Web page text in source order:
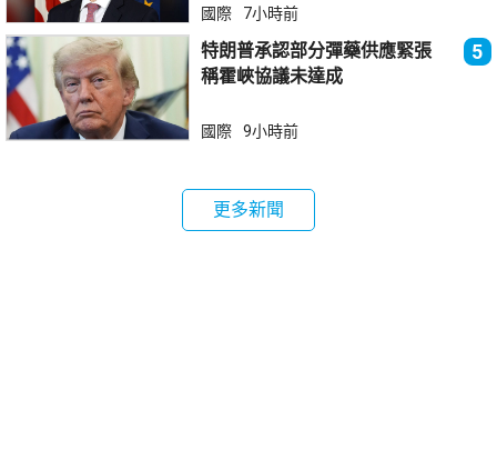
國際 7小時前
特朗普承認部分彈藥供應緊張
稱霍峽協議未達成
5
國際 9小時前
更多新聞